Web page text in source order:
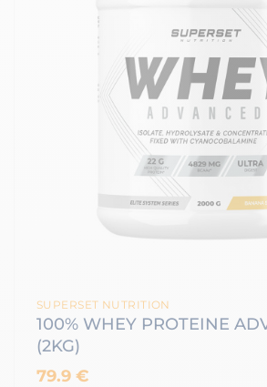
SUPERSET NUTRITION
100% WHEY PROTEINE
(2KG)
79.9 €